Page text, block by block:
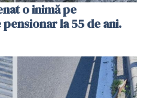
o inimă pe
la 55 de ani.